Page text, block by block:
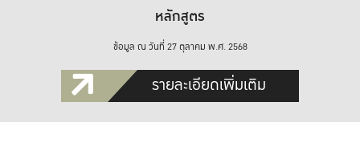
หลักสูตร
ข้อมูล ณ วันที่ 27 ตุลาคม พ.ศ. 2568
รายละเอียดเพิ่มเติม